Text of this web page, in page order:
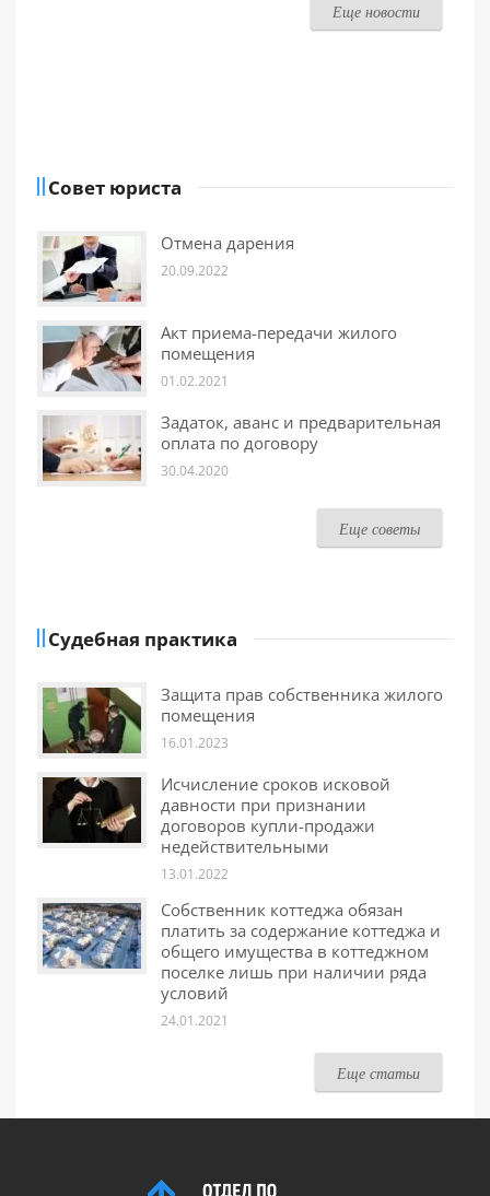
Еще новости
Совет юриста
Отмена дарения
20.09.2022
Акт приема-передачи жилого
помещения
01.02.2021
Задаток, аванс и предварительная
оплата по договору
30.04.2020
Еще советы
Судебная практика
Защита прав собственника жилого
помещения
16.01.2023
Исчисление сроков исковой
давности при признании
договоров купли-продажи
недействительными
13.01.2022
Собственник коттеджа обязан
платить за содержание коттеджа и
общего имущества в коттеджном
поселке лишь при наличии ряда
условий
24.01.2021
Еще статьи